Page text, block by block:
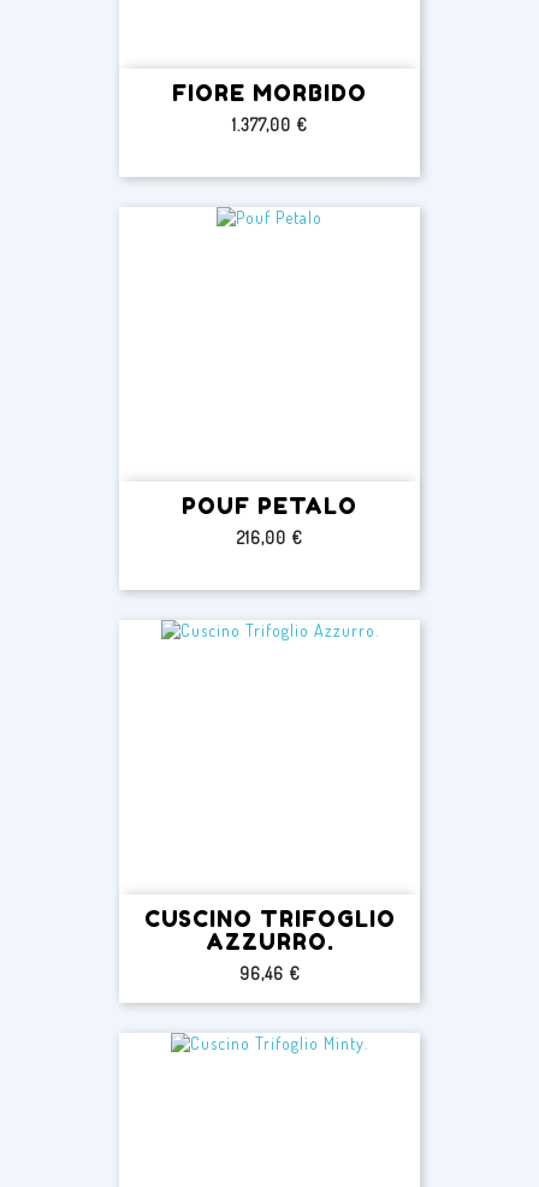
FIORE MORBIDO
Prezzo
1.377,00 €
POUF PETALO
Prezzo
216,00 €
CUSCINO TRIFOGLIO
AZZURRO.
Prezzo
96,46 €